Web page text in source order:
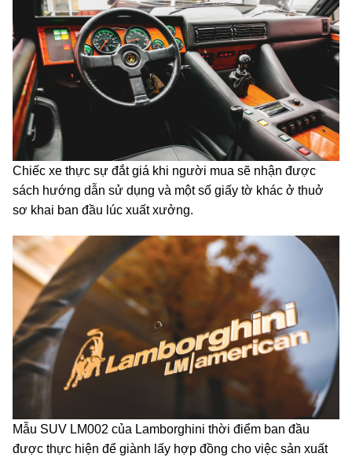
Chiếc xe thực sự đắt giá khi người mua sẽ nhận được
sách hướng dẫn sử dụng và một số giấy tờ khác ở thuở
sơ khai ban đầu lúc xuất xưởng.
Mẫu SUV LM002 của Lamborghini thời điểm ban đầu
được thực hiện để giành lấy hợp đồng cho việc sản xuất